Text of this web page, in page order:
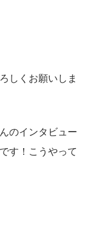
しくお願いしま
のインタビュー
す！こうやって